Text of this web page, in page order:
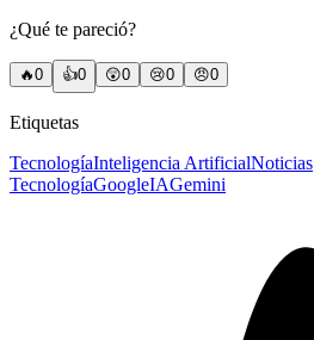
¿Qué te pareció?
🔥0 👍0 😲0 😢0 😠0
Etiquetas
TecnologíaInteligencia ArtificialNoticias
TecnologíaGoogleIAGemini